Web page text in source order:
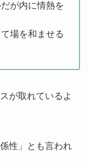
が内に情熱を
場を和ませる
が取れているよ
性」とも言われ